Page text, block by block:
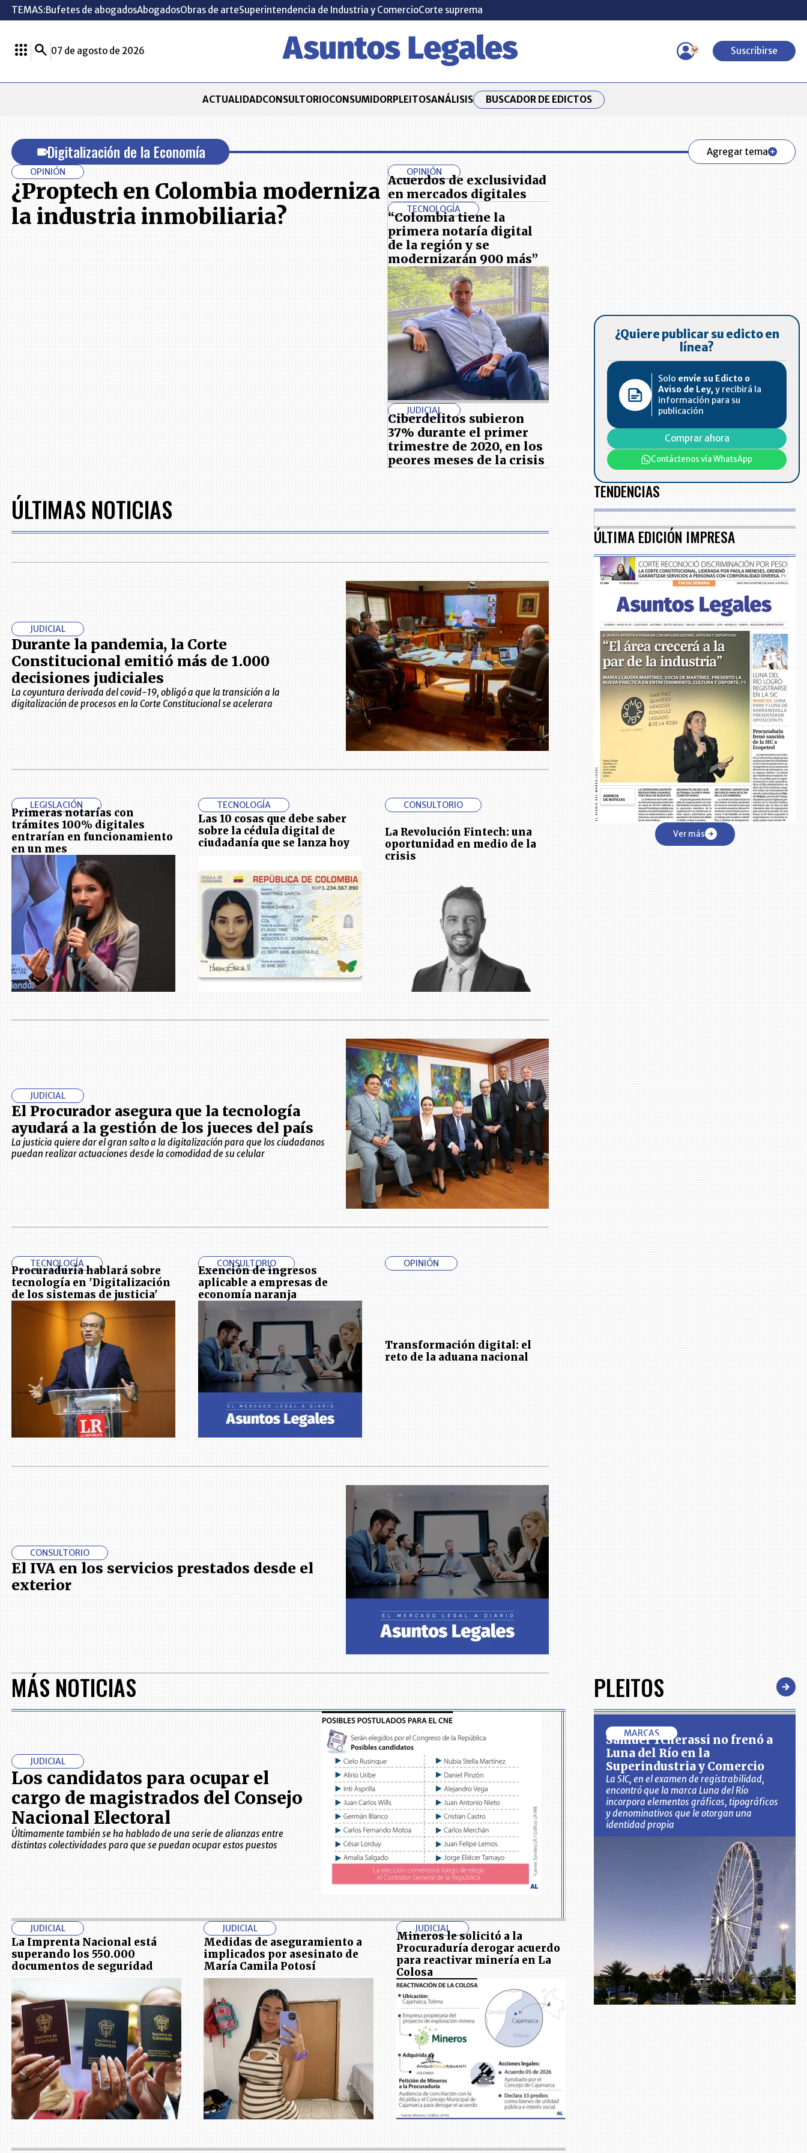
TEMAS:Bufetes de abogadosAbogadosObras de arteSuperintendencia de Industria y ComercioCorte suprema
07 de agosto de 2026 Suscribirse
ACTUALIDADCONSULTORIOCONSUMIDORPLEITOSANÁLISIS BUSCADOR DE EDICTOS
Digitalización de la Economía Agregar tema
OPINIÓN
¿Proptech en Colombia moderniza
la industria inmobiliaria?
OPINIÓN
Acuerdos de exclusividad
en mercados digitales
TECNOLOGÍA
“Colombia tiene la
primera notaría digital
de la región y se
modernizarán 900 más”
JUDICIAL
Ciberdelitos subieron
37% durante el primer
trimestre de 2020, en los
peores meses de la crisis
ÚLTIMAS NOTICIAS
JUDICIAL
Durante la pandemia, la Corte
Constitucional emitió más de 1.000
decisiones judiciales
La coyuntura derivada del covid-19, obligó a que la transición a la
digitalización de procesos en la Corte Constitucional se acelerara
LEGISLACIÓN
Primeras notarías con
trámites 100% digitales
entrarían en funcionamiento
en un mes
TECNOLOGÍA
Las 10 cosas que debe saber
sobre la cédula digital de
ciudadanía que se lanza hoy
CONSULTORIO
La Revolución Fintech: una
oportunidad en medio de la
crisis
JUDICIAL
El Procurador asegura que la tecnología
ayudará a la gestión de los jueces del país
La justicia quiere dar el gran salto a la digitalización para que los ciudadanos
puedan realizar actuaciones desde la comodidad de su celular
TECNOLOGÍA
Procuraduría hablará sobre
tecnología en 'Digitalización
de los sistemas de justicia'
CONSULTORIO
Exención de ingresos
aplicable a empresas de
economía naranja
OPINIÓN
Transformación digital: el
reto de la aduana nacional
CONSULTORIO
El IVA en los servicios prestados desde el
exterior
¿Quiere publicar su edicto en
línea?
Solo envíe su Edicto o
Aviso de Ley, y recibirá la
información para su
publicación
Comprar ahora
Contáctenos vía WhatsApp
TENDENCIAS
ÚLTIMA EDICIÓN IMPRESA
Ver más
MÁS NOTICIAS
JUDICIAL
Los candidatos para ocupar el
cargo de magistrados del Consejo
Nacional Electoral
Últimamente también se ha hablado de una serie de alianzas entre
distintas colectividades para que se puedan ocupar estos puestos
JUDICIAL
La Imprenta Nacional está
superando los 550.000
documentos de seguridad
JUDICIAL
Medidas de aseguramiento a
implicados por asesinato de
María Camila Potosí
JUDICIAL
Mineros le solicitó a la
Procuraduría derogar acuerdo
para reactivar minería en La
Colosa
PLEITOS
MARCAS
Samuel Tcherassi no frenó a
Luna del Río en la
Superindustria y Comercio
La SIC, en el examen de registrabilidad,
encontró que la marca Luna del Río
incorpora elementos gráficos, tipográficos
y denominativos que le otorgan una
identidad propia